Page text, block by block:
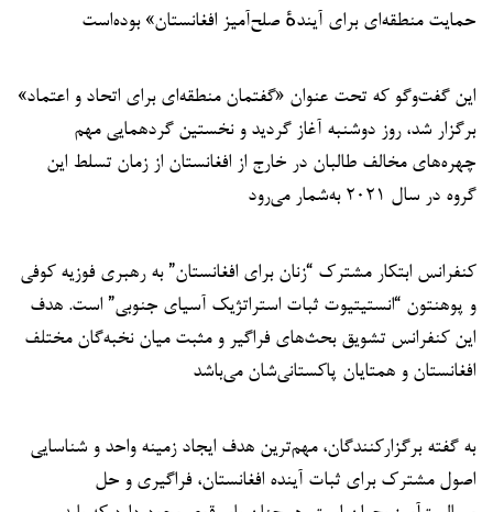
حمایت منطقه‌ای برای آیندهٔ صلح‌آمیز افغانستان» بوده‌است
این گفت‌وگو که تحت عنوان «گفتمان منطقه‌ای برای اتحاد و اعتماد»
برگزار شد، روز دوشنبه آغاز گردید و نخستین گردهمایی مهم
چهره‌های مخالف طالبان در خارج از افغانستان از زمان تسلط این
گروه در سال ۲۰۲۱ به‌شمار می‌رود
کنفرانس ابتکار مشترک “زنان برای افغانستان” به رهبری فوزیه کوفی
و پوهنتون “انستیتیوت ثبات استراتژیک آسیای جنوبی” است. هدف
این کنفرانس تشویق بحث‌های فراگیر و مثبت میان نخبه‌گان مختلف
افغانستان و همتایان پاکستانی‌شان می‌باشد
به گفته برگزارکنندگان، مهم‌ترین هدف ایجاد زمینه واحد و شناسایی
اصول مشترک برای ثبات آینده افغانستان، فراگیری و حل